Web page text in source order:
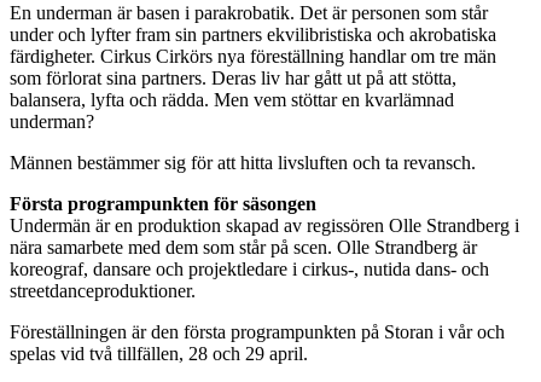
En underman är basen i parakrobatik. Det är personen som står
under och lyfter fram sin partners ekvilibristiska och akrobatiska
färdigheter. Cirkus Cirkörs nya föreställning handlar om tre män
som förlorat sina partners. Deras liv har gått ut på att stötta,
balansera, lyfta och rädda. Men vem stöttar en kvarlämnad
underman?
Männen bestämmer sig för att hitta livsluften och ta revansch.
Första programpunkten för säsongen
Undermän är en produktion skapad av regissören Olle Strandberg i
nära samarbete med dem som står på scen. Olle Strandberg är
koreograf, dansare och projektledare i cirkus-, nutida dans- och
streetdanceproduktioner.
Föreställningen är den första programpunkten på Storan i vår och
spelas vid två tillfällen, 28 och 29 april.